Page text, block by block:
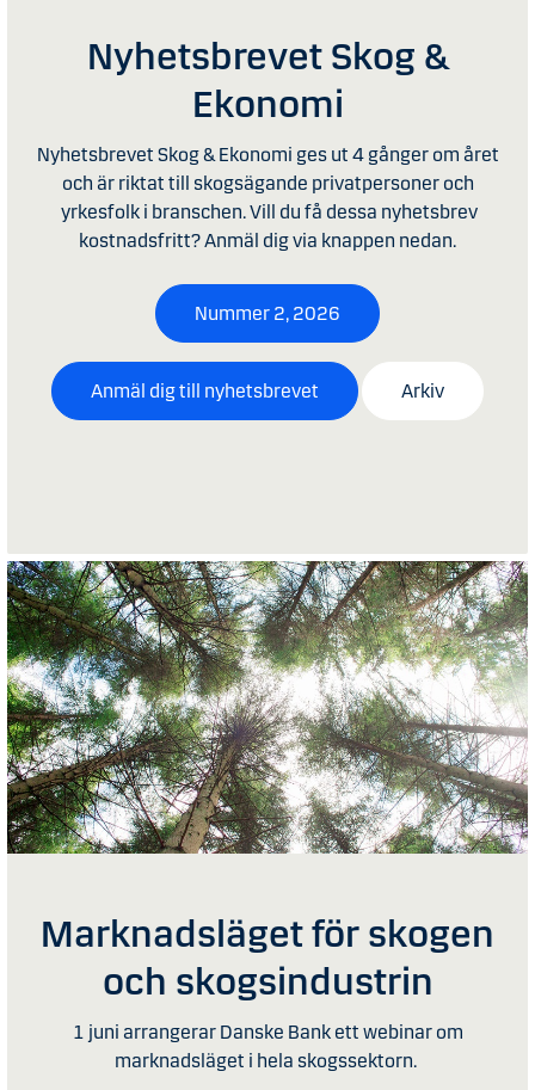
Nyhetsbrevet Skog &
Ekonomi
Nyhetsbrevet Skog & Ekonomi ges ut 4 gånger om året
och är riktat till skogsägande privatpersoner och
yrkesfolk i branschen. Vill du få dessa nyhetsbrev
kostnadsfritt? Anmäl dig via knappen nedan.
Nummer 2, 2026
Anmäl dig till nyhetsbrevet Arkiv
Marknadsläget för skogen
och skogsindustrin
1 juni arrangerar Danske Bank ett webinar om
marknadsläget i hela skogssektorn.